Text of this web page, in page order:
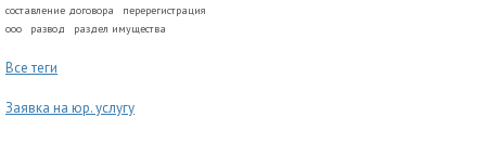
составление договора
перерегистрация
ооо
развод раздел имущества
Все теги
Заявка на юр. услугу